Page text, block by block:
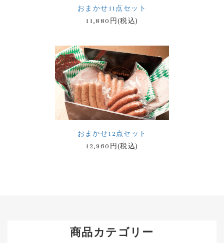
おまかせ11点セット
11,880円(税込)
おまかせ12点セット
12,960円(税込)
商品カテゴリー